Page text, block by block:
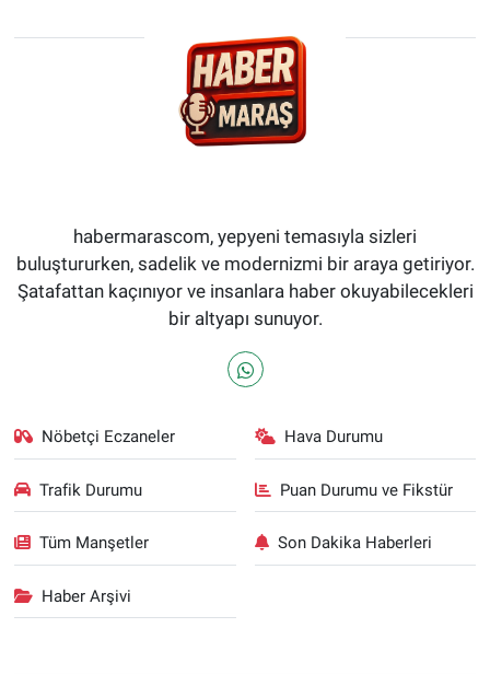
habermarascom, yepyeni temasıyla sizleri
buluştururken, sadelik ve modernizmi bir araya getiriyor.
Şatafattan kaçınıyor ve insanlara haber okuyabilecekleri
bir altyapı sunuyor.
Nöbetçi Eczaneler Hava Durumu
Trafik Durumu Puan Durumu ve Fikstür
Tüm Manşetler Son Dakika Haberleri
Haber Arşivi